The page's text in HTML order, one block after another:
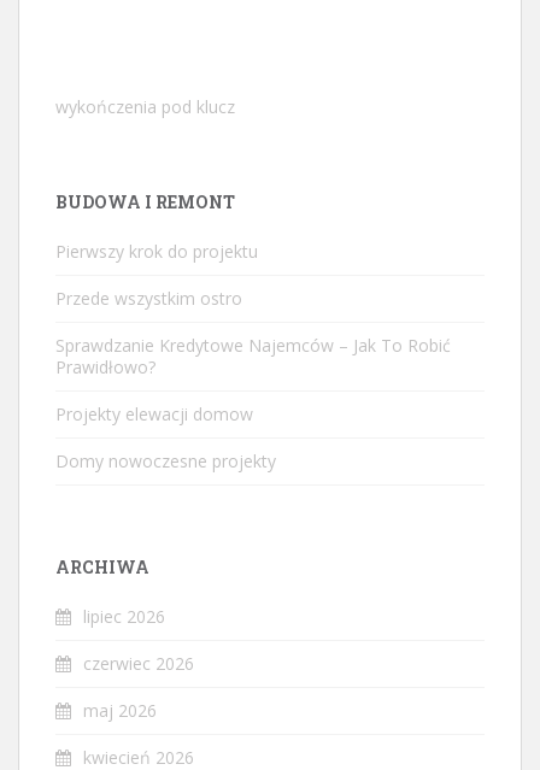
wykończenia pod klucz
BUDOWA I REMONT
Pierwszy krok do projektu
Przede wszystkim ostro
Sprawdzanie Kredytowe Najemców – Jak To Robić
Prawidłowo?
Projekty elewacji domow
Domy nowoczesne projekty
ARCHIWA
lipiec 2026
czerwiec 2026
maj 2026
kwiecień 2026